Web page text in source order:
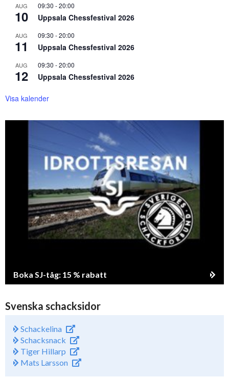
AUG
10
09:30 -20:00
Uppsala Chessfestival 2026
AUG
11
09:30 -20:00
Uppsala Chessfestival 2026
AUG
12
09:30 -20:00
Uppsala Chessfestival 2026
Visa kalender
Boka SJ-tåg: 15 % rabatt
Svenska schacksidor
Schackelina
Schacksnack
Tiger Hillarp
Mats Larsson